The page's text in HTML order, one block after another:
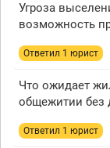
Угроза
возможность
Ответил 1 юрист
Что ожидает
общежитии без
Ответил 1 юрист